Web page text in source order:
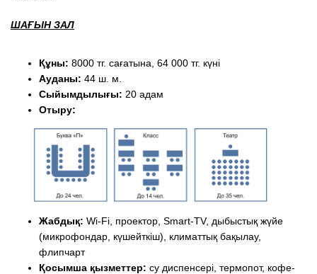
ШАҒЫН ЗАЛ
Құны: 8000 тг. сағатына, 64 000 тг. күні
Ауданы: 44 ш. м.
Сыйымдылығы: 20 адам
Отыру:
Жабдық: Wi-Fi, проектор, Smart-TV, дыбыстық жүйе
(микрофондар, күшейткіш), климаттық бақылау,
флипчарт
Қосымша қызметтер: су диспенсері, термопот, кофе-